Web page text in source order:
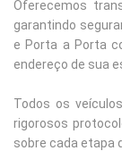
Oferecemos
garantindo
e Porta a Porta
endereço de sua
Todos os
rigorosos
sobre cada etapa